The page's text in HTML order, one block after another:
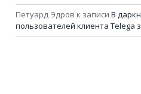
Петуард Эдров к записи В
пользователей клиента Telega